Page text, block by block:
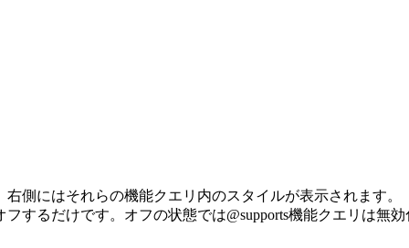
側にはそれらの機能クエリ内のスタイルが表示されます。
するだけです。オフの状態では@supports機能クエリは無